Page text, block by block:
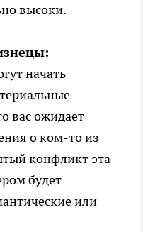
высоки.
начать
вас ожидает
о ком-то из
конфликт эта
будет
или